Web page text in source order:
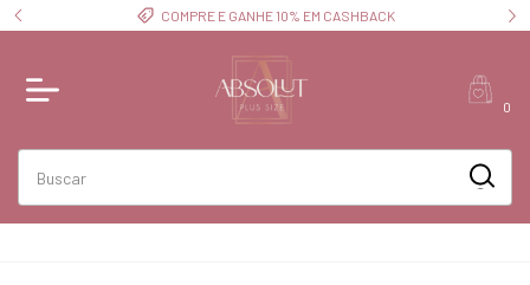
COMPRE E GANHE 10% EM CASHBACK
0